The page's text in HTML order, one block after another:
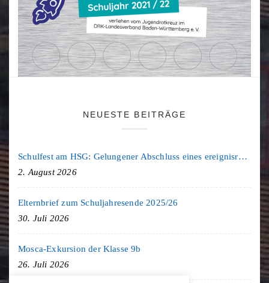
NEUESTE BEITRÄGE
Schulfest am HSG: Gelungener Abschluss eines ereignisreichen Schuljahres
2. August 2026
Elternbrief zum Schuljahresende 2025/26
30. Juli 2026
Mosca-Exkursion der Klasse 9b
26. Juli 2026